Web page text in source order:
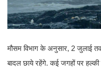
मौसम विभाग के अनुसार, 2 जुलाई
बादल छाये रहेंगे. कई जगहों पर